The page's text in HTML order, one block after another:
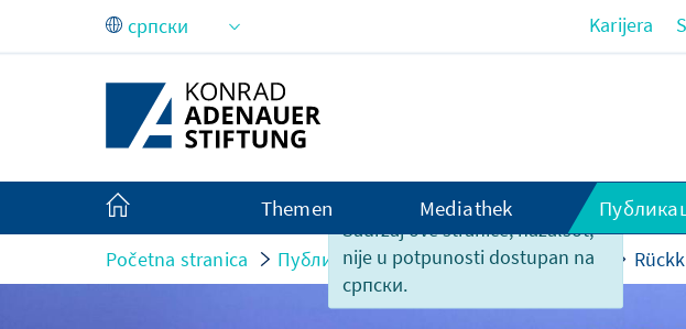
Skip to Main Content
Sadržaj ove stranice, nažalsot,
nije u potpunosti dostupan na
српски.
Karijera
Themen Mediathek
Početna stranica Публикације Izveštaji po državama